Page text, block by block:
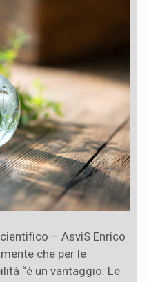
– AsviS Enrico
che per le
“è un vantaggio. Le